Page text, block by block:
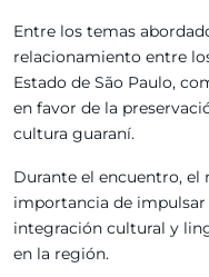
Entre los temas
relacionamiento entre
Estado de São Paulo,
en favor de la
cultura guaraní.
Durante el encuentro, el
importancia de
integración cultural y
en la región.